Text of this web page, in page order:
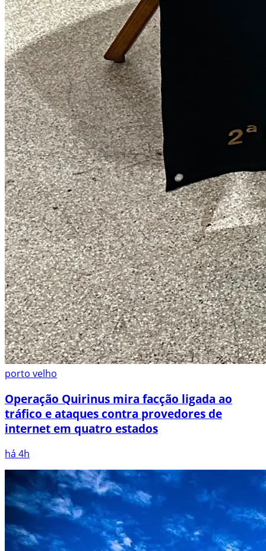
porto velho
Operação Quirinus mira facção ligada ao
tráfico e ataques contra provedores de
internet em quatro estados
há 4h